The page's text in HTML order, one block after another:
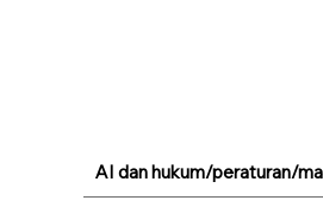
AI dan hukum/peraturan/